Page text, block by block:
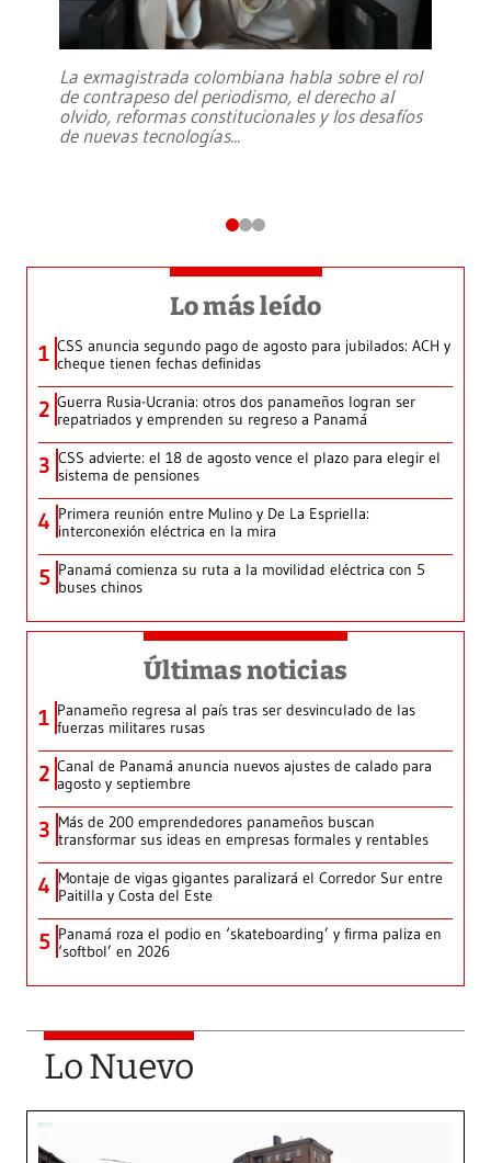
La exmagistrada colombiana habla sobre el rol
de contrapeso del periodismo, el derecho al
olvido, reformas constitucionales y los desafíos
de nuevas tecnologías...
Lo más leído
1 CSS anuncia segundo pago de agosto para jubilados: ACH y
cheque tienen fechas definidas
2 Guerra Rusia-Ucrania: otros dos panameños logran ser
repatriados y emprenden su regreso a Panamá
3 CSS advierte: el 18 de agosto vence el plazo para elegir el
sistema de pensiones
4 Primera reunión entre Mulino y De La Espriella:
interconexión eléctrica en la mira
5 Panamá comienza su ruta a la movilidad eléctrica con 5
buses chinos
Últimas noticias
1 Panameño regresa al país tras ser desvinculado de las
fuerzas militares rusas
2 Canal de Panamá anuncia nuevos ajustes de calado para
agosto y septiembre
3 Más de 200 emprendedores panameños buscan
transformar sus ideas en empresas formales y rentables
4 Montaje de vigas gigantes paralizará el Corredor Sur entre
Paitilla y Costa del Este
5 Panamá roza el podio en ‘skateboarding’ y firma paliza en
‘softbol’ en 2026
Lo Nuevo